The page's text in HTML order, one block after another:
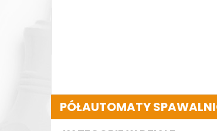
PÓŁAUTOMATY